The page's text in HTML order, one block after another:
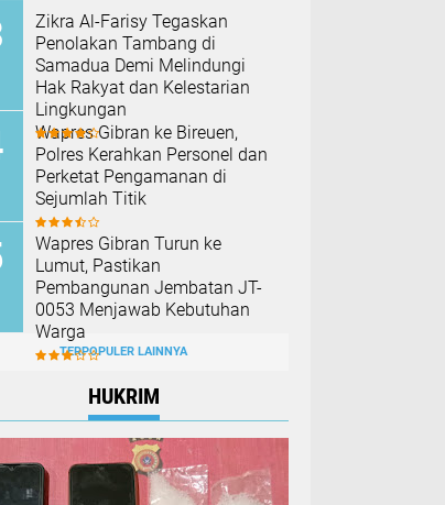
Zikra Al-Farisy Tegaskan
Penolakan Tambang di
Samadua Demi Melindungi
Hak Rakyat dan Kelestarian
Lingkungan
Wapres Gibran ke Bireuen,
Polres Kerahkan Personel dan
Perketat Pengamanan di
Sejumlah Titik
Wapres Gibran Turun ke
Lumut, Pastikan
Pembangunan Jembatan JT-
0053 Menjawab Kebutuhan
Warga
TERPOPULER LAINNYA
HUKRIM